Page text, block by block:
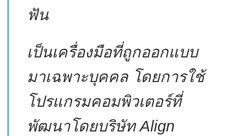
ฟัน
เป็นเครื่องมือที่ถูกออกแบบ
มาเฉพาะบุคคล โดยการใช้
โปรแกรมคอมพิวเตอร์ที่
พัฒนาโดยบริษัท Align